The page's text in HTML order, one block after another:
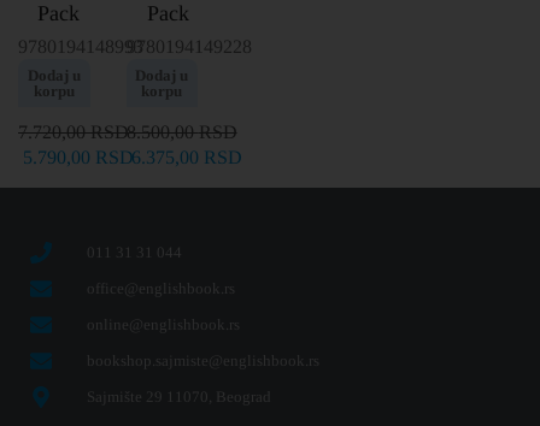
Pack
9780194148993
Dodaj u
korpu
7.720,00RSD
5.790,00 RSD
Pack
9780194149228
Dodaj u
korpu
8.500,00RSD
6.375,00 RSD
011 31 31 044
office@englishbook.rs
online@englishbook.rs
bookshop.sajmiste@englishbook.rs
Sajmište 29 11070, Beograd